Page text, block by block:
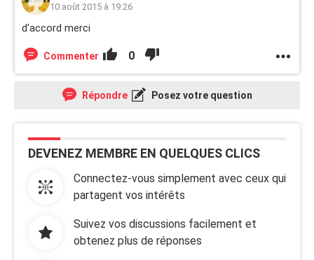
10 août 2015 à 19:26
d'accord merci
Commenter 0
Répondre Posez votre question
DEVENEZ MEMBRE EN QUELQUES CLICS
Connectez-vous simplement avec ceux qui
partagent vos intérêts
Suivez vos discussions facilement et
obtenez plus de réponses